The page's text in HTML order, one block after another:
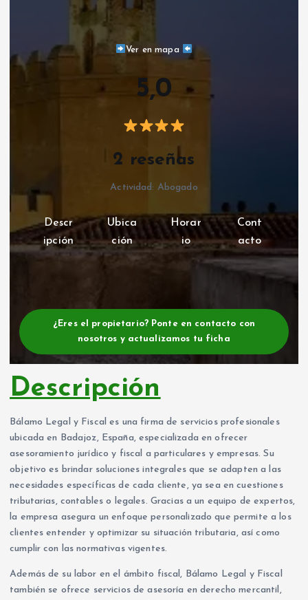
Ver en mapa
5,0
2 reseñas
Actividad: Abogado
Descr
ipción
Ubica
ción
Horar
io
Cont
acto
¿Eres el propietario? Ponte en contacto con
nosotros y actualizamos tu ficha
Descripción
Bálamo Legal y Fiscal es una firma de servicios profesionales
ubicada en Badajoz, España, especializada en ofrecer
asesoramiento jurídico y fiscal a particulares y empresas. Su
objetivo es brindar soluciones integrales que se adapten a las
necesidades específicas de cada cliente, ya sea en cuestiones
tributarias, contables o legales. Gracias a un equipo de expertos,
la empresa asegura un enfoque personalizado que permite a los
clientes entender y optimizar su situación tributaria, así como
cumplir con las normativas vigentes.
Además de su labor en el ámbito fiscal, Bálamo Legal y Fiscal
también se ofrece servicios de asesoría en derecho mercantil,